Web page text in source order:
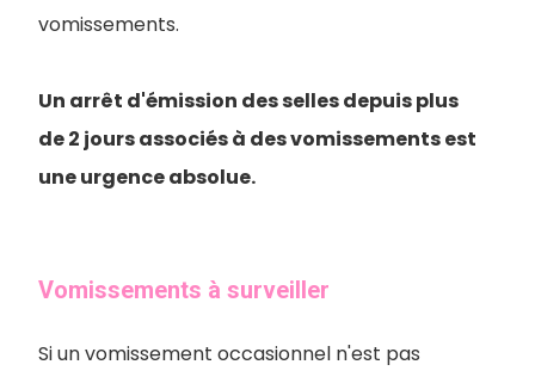
vomissements.
Un arrêt d'émission des selles depuis plus
de 2 jours associés à des vomissements est
une urgence absolue.
Vomissements à surveiller
Si un vomissement occasionnel n'est pas